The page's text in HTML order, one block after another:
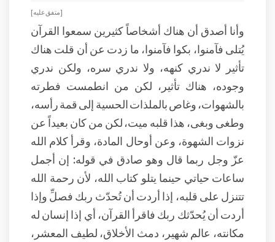
[ متفق عليه ]
وأنا أصدق أن هناك أشخاصاً كثيرين سمعوا القرآن
يُتلى فآمنوا، بكوا فآمنوا، ما زدت عن أن قلت هناك
تأثير لا ندري كنهه، ولا ندري سره، ولكن ندري
وجوده، هناك تأثير، لكن من انطمست فطرته
بالشهوات، وغاص بالملذات الحسية إلى قمة رأسه،
وطغى وبغى، هذا قلبه ميت، لكن من كان بعيداً عن
نزوات الشهوة، وعن أوحال المادة، وقرأ كلام الله
عزّ وجل ربما قال وهو صادق في قوله: إن أجمل
ساعات حياتي حينما يتلو كتاب الله، لأن رحمة الله
تتنزل على قلبه، إذا أردت أن تُحدّث ربك فصلِّ وإذا
أردت أن يُحدّثك ربك فاقرأ القرآن، أي إذا إنسان له
مكانته، عالم شهير، دمث الأخلاق، لطيف المعشر،